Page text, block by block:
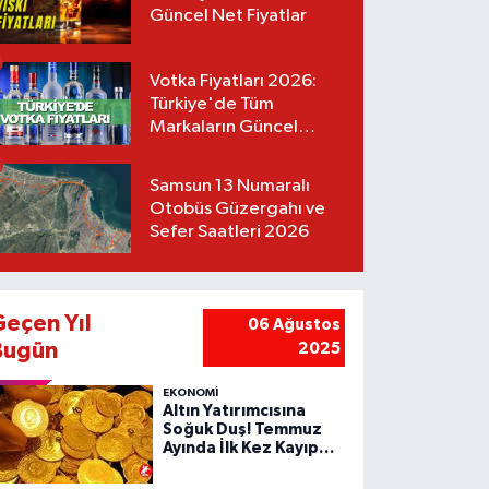
Güncel Net Fiyatlar
Votka Fiyatları 2026:
Türkiye'de Tüm
Markaların Güncel
Samsun 13 Numaralı
Otobüs Güzergahı ve
Sefer Saatleri 2026
Yıl
06 Ağustos
2025
EKONOMİ
Altın Yatırımcısına
Soğuk Duş! Temmuz
Ayında İlk Kez Kayıp